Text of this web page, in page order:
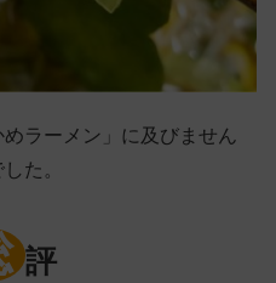
ラーメン」に及びません
た。
評